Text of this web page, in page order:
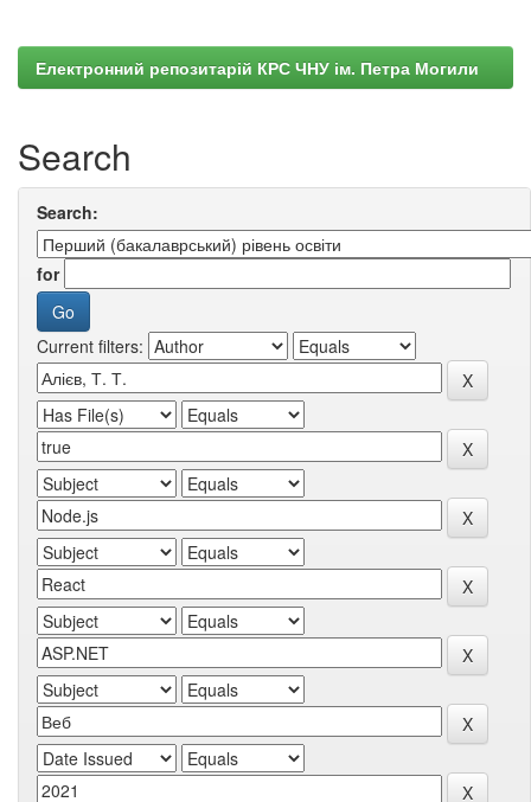
Електронний репозитарій КРС ЧНУ ім. Петра Могили
Search
Search:
for
Current filters: